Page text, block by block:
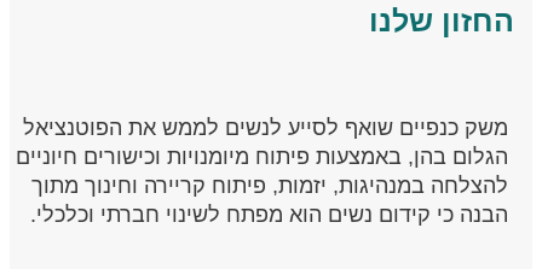
החזון שלנו
משק כנפיים שואף לסייע לנשים לממש את הפוטנציאל
הגלום בהן, באמצעות פיתוח מיומנויות וכישורים חיוניים
להצלחה במנהיגות, יזמות, פיתוח קריירה וחינוך מתוך
הבנה כי קידום נשים הוא מפתח לשינוי חברתי וכלכלי.